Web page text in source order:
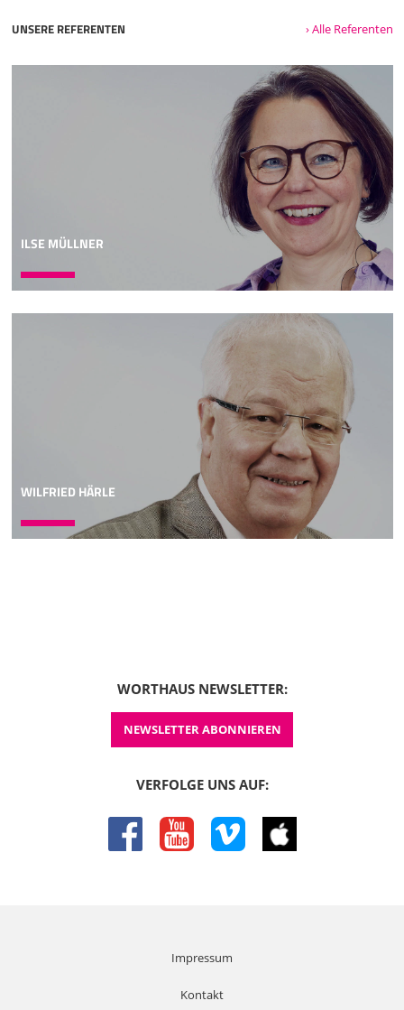
UNSERE REFERENTEN › Alle Referenten
ILSE MÜLLNER
WILFRIED HÄRLE
WORTHAUS NEWSLETTER:
NEWSLETTER ABONNIEREN
VERFOLGE UNS AUF:
facebook youtube vimeo itunes
Impressum
Kontakt